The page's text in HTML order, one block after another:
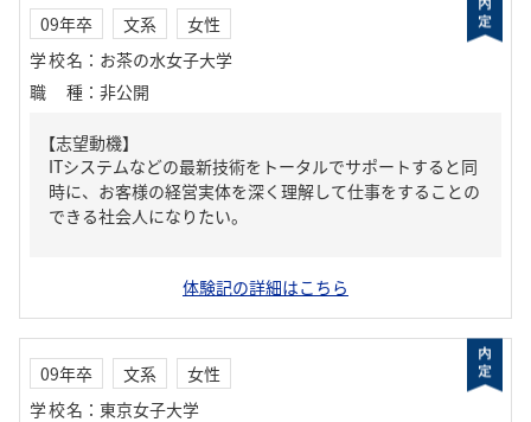
09年卒 文系
女性
学校名 ： お茶の水女子大学
職種 ： 非公開
【志望動機】
ITシステムなどの最新技術をトータルでサポートすると同
時に、お客様の経営実体を深く理解して仕事をすることの
できる社会人になりたい。
体験記の詳細はこちら
09年卒 文系
女性
学校名 ： 東京女子大学